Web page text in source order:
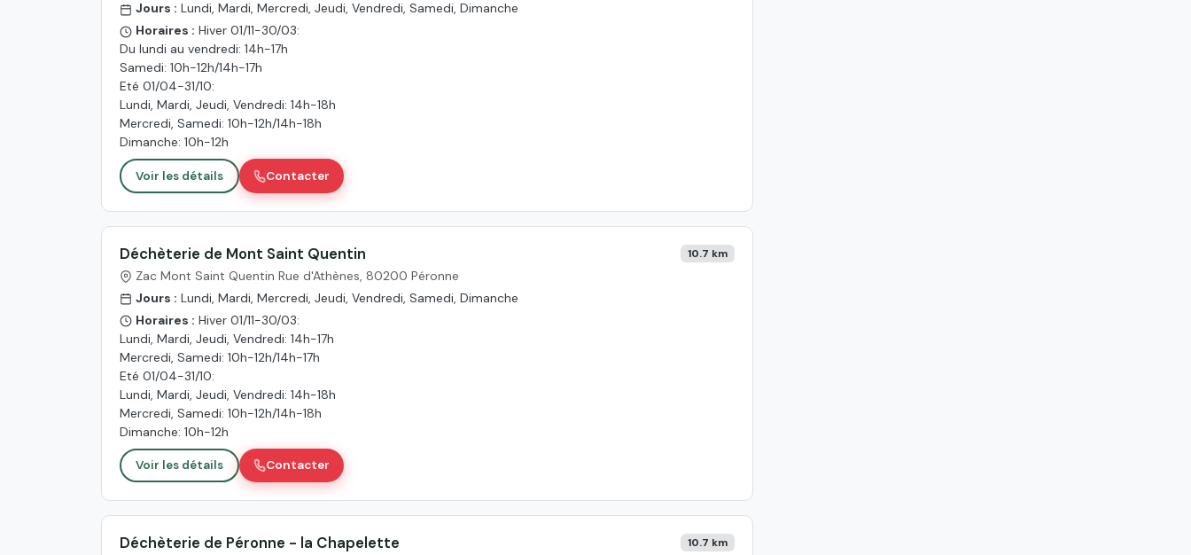
Jours : Lundi, Mardi, Mercredi, Jeudi, Vendredi, Samedi, Dimanche
Horaires : Hiver 01/11-30/03:
Du lundi au vendredi: 14h-17h
Samedi: 10h-12h/14h-17h
Eté 01/04-31/10:
Lundi, Mardi, Jeudi, Vendredi: 14h-18h
Mercredi, Samedi: 10h-12h/14h-18h
Dimanche: 10h-12h
Voir les détails Contacter
Déchèterie de Mont Saint Quentin 10.7 km
Zac Mont Saint Quentin Rue d'Athènes, 80200 Péronne
Jours : Lundi, Mardi, Mercredi, Jeudi, Vendredi, Samedi, Dimanche
Horaires : Hiver 01/11-30/03:
Lundi, Mardi, Jeudi, Vendredi: 14h-17h
Mercredi, Samedi: 10h-12h/14h-17h
Eté 01/04-31/10:
Lundi, Mardi, Jeudi, Vendredi: 14h-18h
Mercredi, Samedi: 10h-12h/14h-18h
Dimanche: 10h-12h
Voir les détails Contacter
Déchèterie de Péronne - la Chapelette 10.7 km